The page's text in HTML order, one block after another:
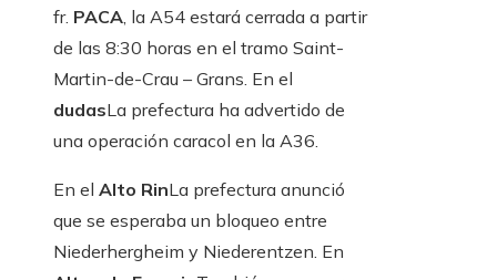
fr. PACA , la A54 estará cerrada a partir
de las 8:30 horas en el tramo Saint-
Martin-de-Crau – Grans. En el
dudasLa prefectura ha advertido de
una operación caracol en la A36.
En el Alto RinLa prefectura anunció
que se esperaba un bloqueo entre
Niederhergheim y Niederentzen. En